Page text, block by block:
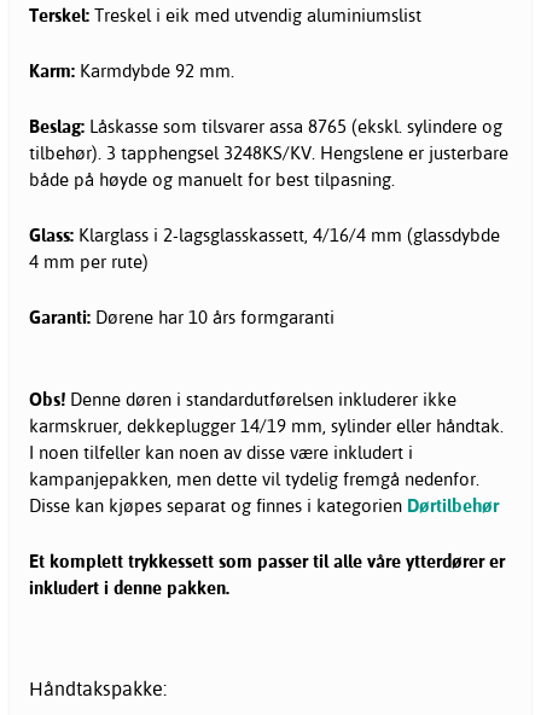
Terskel: Treskel i eik med utvendig aluminiumslist
Karm: Karmdybde 92 mm.
Beslag: Låskasse som tilsvarer assa 8765 (ekskl. sylindere og
tilbehør). 3 tapphengsel 3248KS/KV. Hengslene er justerbare
både på høyde og manuelt for best tilpasning.
Glass: Klarglass i 2-lagsglasskassett, 4/16/4 mm (glassdybde
4 mm per rute)
Garanti: Dørene har 10 års formgaranti
Obs! Denne døren i standardutførelsen inkluderer ikke
karmskruer, dekkeplugger 14/19 mm, sylinder eller håndtak.
I noen tilfeller kan noen av disse være inkludert i
kampanjepakken, men dette vil tydelig fremgå nedenfor.
Disse kan kjøpes separat og finnes i kategorien Dørtilbehør
Et komplett trykkessett som passer til alle våre ytterdører er
inkludert i denne pakken.
Håndtakspakke: